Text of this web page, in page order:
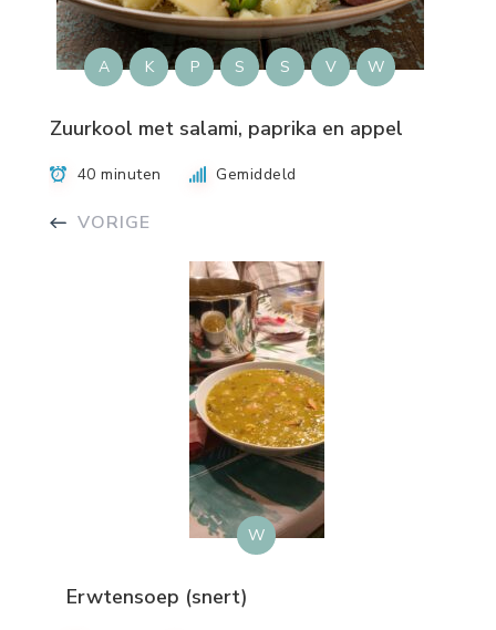
A K P S S V W
Zuurkool met salami, paprika en appel
40 minuten Gemiddeld
VORIGE
W
Erwtensoep (snert)